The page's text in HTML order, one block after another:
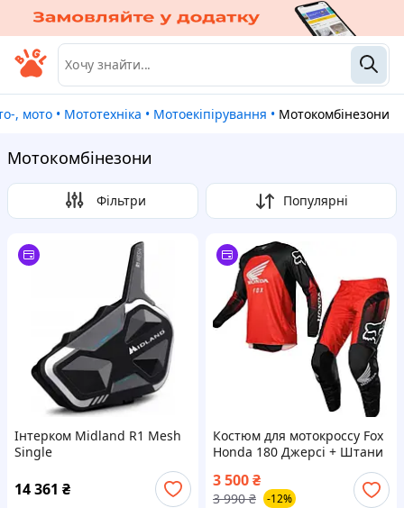
, мото • Мототехніка • Мотоекіпірування • Мотокомбінезони
Мотокомбінезони
Фільтри Популярні
Інтерком Midland R1 Mesh
Single
14 361 ₴
Костюм для мотокроссу Fox
Honda 180 Джерсі + Штани
мотокостюм форма ендуро
кросс мотокостюм
3 500₴
3 990 ₴ -12%